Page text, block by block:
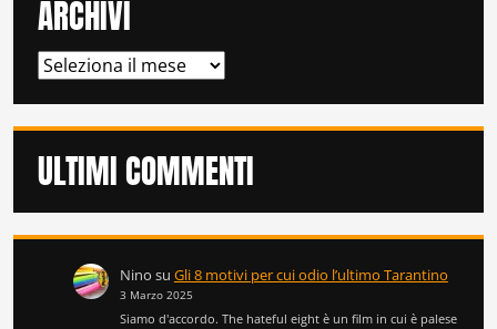
ARCHIVI
ARCHIVI
ULTIMI COMMENTI
Nino su Gli 8 motivi per cui odio l’ultimo Tarantino
3 Marzo 2025
Siamo d'accordo. The hateful eight è un film in cui è palese